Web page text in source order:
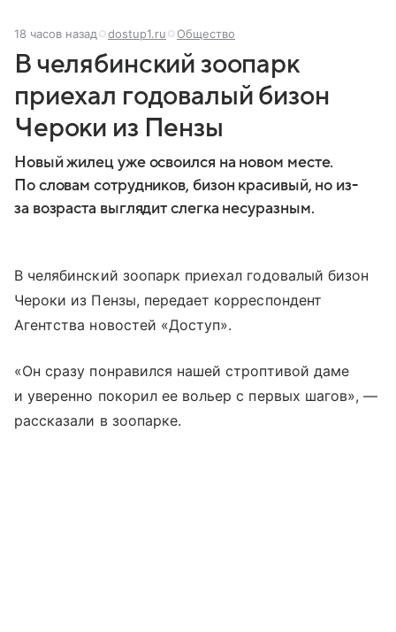
18 часов назад dostup1.ru Общество
В челябинский зоопарк
приехал годовалый бизон
Чероки из Пензы
Новый жилец уже освоился на новом месте.
По словам сотрудников, бизон красивый, но из-
за возраста выглядит слегка несуразным.
В челябинский зоопарк приехал годовалый бизон
Чероки из Пензы, передает корреспондент
Агентства новостей «Доступ».
«Он сразу понравился нашей строптивой даме
и уверенно покорил ее вольер с первых шагов», —
рассказали в зоопарке.